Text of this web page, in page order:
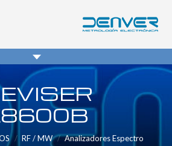
info@denver.es
RF / MW
Analizadores Espectro